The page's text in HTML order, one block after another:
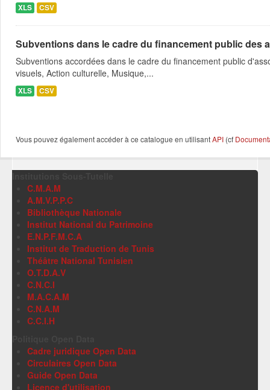
XLS CSV
Subventions dans le cadre du financement public des
Subventions accordées dans le cadre du financement public
visuels, Action culturelle, Musique,...
XLS CSV
Vous pouvez également accéder à ce catalogue en utilisantAPI (cf
C.M.A.M
A.M.V.P.P.C
Bibliothèque Nationale
Institut National du Patrimoine
E.N.P.F.M.C.A
Institut de Traduction de Tunis
Théâtre National Tunisien
O.T.D.A.V
C.N.C.I
M.A.C.A.M
C.N.A.M
C.C.I.H
Cadre juridique Open Data
Circulaires Open Data
Guide Open Data
Licence d'utilisation